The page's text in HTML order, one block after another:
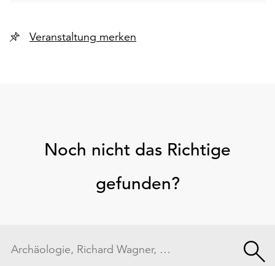
Veranstaltung merken
Noch nicht das Richtige
gefunden?